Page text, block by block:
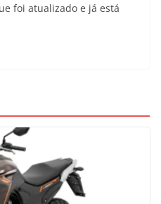
foi atualizado e já está